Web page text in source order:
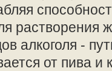
растворения
алкоголя -
от пива и